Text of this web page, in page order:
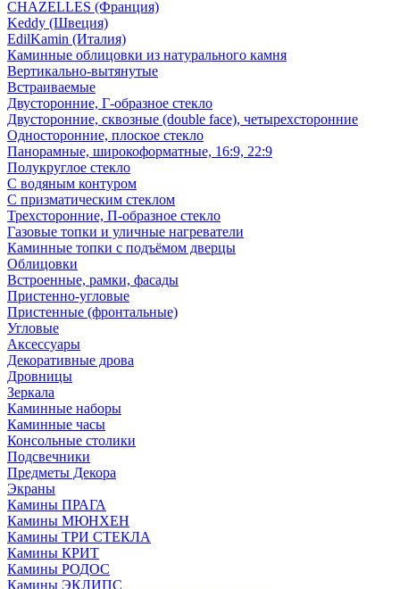
CHAZELLES (Франция)
Keddy (Швеция)
EdilKamin (Италия)
Каминные облицовки из натурального камня
Вертикально-вытянутые
Встраиваемые
Двусторонние, Г-образное стекло
Двусторонние, сквозные (double face), четырехсторонние
Односторонние, плоское стекло
Панорамные, широкоформатные, 16:9, 22:9
Полукруглое стекло
С водяным контуром
С призматическим стеклом
Трехсторонние, П-образное стекло
Газовые топки и уличные нагреватели
Каминные топки с подъёмом дверцы
Облицовки
Встроенные, рамки, фасады
Пристенно-угловые
Пристенные (фронтальные)
Угловые
Аксессуары
Декоративные дрова
Дровницы
Зеркала
Каминные наборы
Каминные часы
Консольные столики
Подсвечники
Предметы Декора
Экраны
Камины ПРАГА
Камины МЮНХЕН
Камины ТРИ СТЕКЛА
Камины КРИТ
Камины РОДОС
Камины ЭКЛИПС